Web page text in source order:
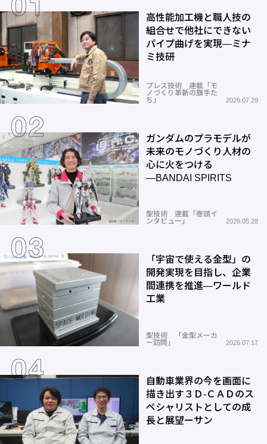
高性能加工機と職人技の
組合せで他社にできない
パイプ曲げを実現―ミナ
ミ技研
プレス技術 連載「モ
ノづくり革新の旗手た
ち」
2026.07.29
ガンダムのプラモデルが
未来のモノづくり人材の
心に火をつける
―BANDAI SPIRITS
型技術 連載「巻頭イ
ンタビュー」
2026.05.28
「宇宙で使える金型」の
開発実現を目指し、企業
間連携を推進―ワールド
工業
型技術 「金型メーカ
ー訪問」
2026.07.17
自動車業界の今を画面に
描き出す３Ｄ-ＣＡＤのス
ペシャリストとしての成
長と展望ーサン